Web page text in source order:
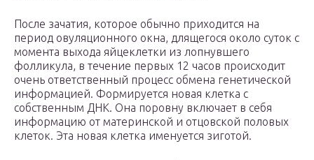
После зачатия, которое обычно приходится на
период овуляционного окна, длящегося около суток с
момента выхода яйцеклетки из лопнувшего
фолликула, в течение первых 12 часов происходит
очень ответственный процесс обмена генетической
информацией. Формируется новая клетка с
собственным ДНК. Она поровну включает в себя
информацию от материнской и отцовской половых
клеток. Эта новая клетка именуется зиготой.